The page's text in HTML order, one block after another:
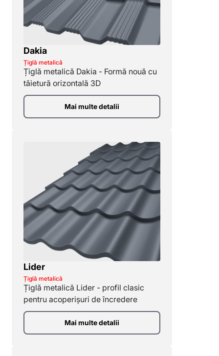
Dakia
Țiglă metalică
Țiglă metalică Dakia - Formă nouă cu
tăietură orizontală 3D
Mai multe detalii
Lider
Țiglă metalică
Țiglă metalică Lider - profil clasic
pentru acoperișuri de încredere
Mai multe detalii